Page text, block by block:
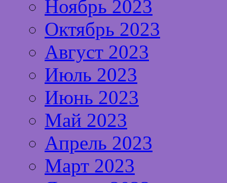
Ноябрь 2023
Октябрь 2023
Август 2023
Июль 2023
Июнь 2023
Май 2023
Апрель 2023
Март 2023